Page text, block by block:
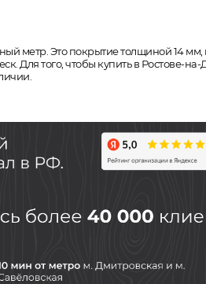
метр. Это покрытие толщиной 14
Для того, чтобы купить в Ростове-